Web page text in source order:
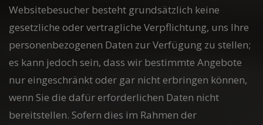
Websitebesucher besteht grundsätzlich keine
gesetzliche oder vertragliche Verpflichtung, uns Ihre
personenbezogenen Daten zur Verfügung zu stellen;
es kann jedoch sein, dass wir bestimmte Angebote
nur eingeschränkt oder gar nicht erbringen können,
wenn Sie die dafür erforderlichen Daten nicht
bereitstellen. Sofern dies im Rahmen der